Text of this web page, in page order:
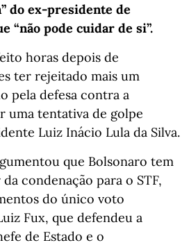
do ex-presidente de
“não pode cuidar de si”.
horas depois de
ter rejeitado mais um
pela defesa contra a
uma tentativa de golpe
Luiz Inácio Lula da Silva.
que Bolsonaro tem
condenação para o STF,
do único voto
Fux, que defendeu a
de Estado e o